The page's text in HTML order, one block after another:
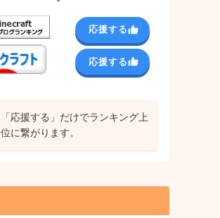
応援する
応援する
「応援する」だけでランキング上
位に繋がります。